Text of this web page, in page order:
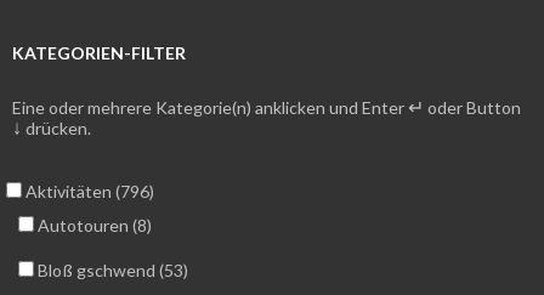
KATEGORIEN-FILTER
Eine oder mehrere Kategorie(n) anklicken und Enter ↵ oder Button
↓ drücken.
Aktivitäten (796)
Autotouren (8)
Bloß gschwend (53)